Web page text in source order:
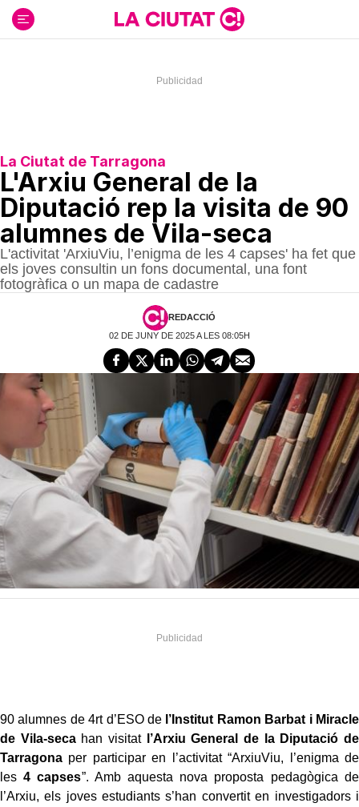
contenido
La Ciutat de Tarragona
L'Arxiu General de la
Diputació rep la visita de 90
alumnes de Vila-seca
L'activitat 'ArxiuViu, l’enigma de les 4 capses' ha fet que
els joves consultin un fons documental, una font
fotogràfica o un mapa de cadastre
REDACCIÓ
02 DE JUNY DE 2025 A LES 08:05H
90 alumnes de 4rt d’ESO de l’Institut Ramon Barbat i Miracle
de Vila-secahan visitat
l’Arxiu General de la Diputació de
Tarragona per participar en l’activitat “ArxiuViu, l’enigma de
les4 capses”. Amb aquesta nova proposta pedagògica de
l’Arxiu, els joves estudiants s’han convertit en investigadors i